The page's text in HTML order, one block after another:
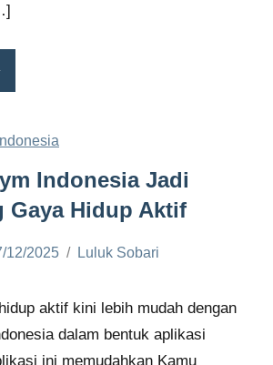
Indonesia Jadi
Gaya Hidup Aktif
12/2025
Luluk Sobari
aktif kini lebih mudah dengan
dalam bentuk aplikasi
ini memudahkan Kamu